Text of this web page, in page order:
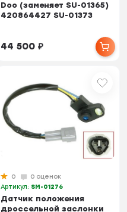
Doo (заменяет SU-01365)
420864427 SU-01373
44 500₽
0
0 оценок
Артикул: SM-01276
Датчик положения
дроссельной заслонки